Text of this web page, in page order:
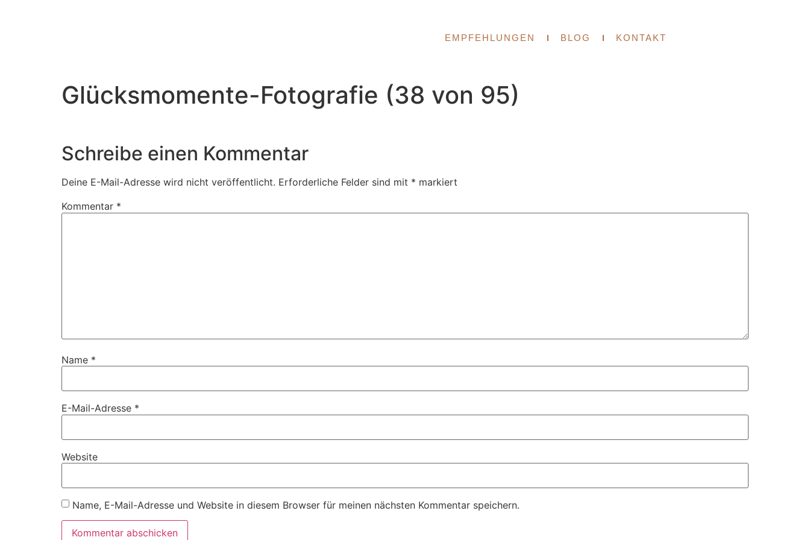
EMPFEHLUNGEN BLOG KONTAKT
Glücksmomente-Fotografie (38 von 95)
Schreibe einen Kommentar
Deine E-Mail-Adresse wird nicht veröffentlicht. Erforderliche Felder sind mit * markiert
Kommentar *
Name *
E-Mail-Adresse *
Website
Name, E-Mail-Adresse und Website in diesem Browser für meinen nächsten Kommentar speichern.